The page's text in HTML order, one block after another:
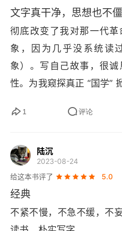
听说书
拉洋片
看电视
画的梦
戏的梦
戏的续梦
书前书后
文字真干净，思想也不
彻底改变了我对那一代
象，因为几乎没系统读
象）。写自己故事，很
性。为我窥探真正 “国学”
1 评论
陆沉
2023-08-24
给这本书评了
5.0
经典
不紧不慢，不急不缓，不